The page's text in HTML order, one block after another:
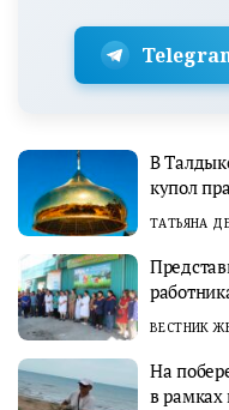
В
купол
ТАТЬЯНА
ВЕСТНИК
На
в рамках